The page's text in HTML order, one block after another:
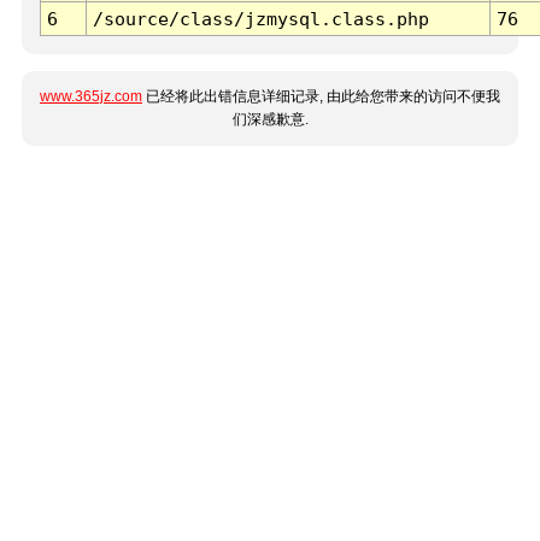
6 /source/class/jzmysql.class.php 76
www.365jz.com 已经将此出错信息详细记录, 由此给您带来的访问不便我
们深感歉意.